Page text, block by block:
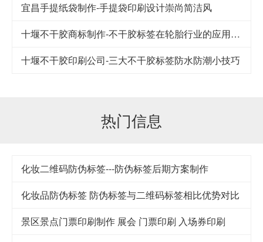
宜昌手提纸袋制作-手提袋印刷设计崇尚简洁风
十堰不干胶商标制作-不干胶标签在轮胎行业的应用及其发展
十堰不干胶印刷公司-​三大不干胶标签防水防潮小技巧
热门信息
化妆二维码防伪标签---防伪标签后期方案制作
化妆品防伪标签 防伪标签与二维码标签相比优势对比
景区景点门票印刷制作 展会 门票印刷 入场券印刷